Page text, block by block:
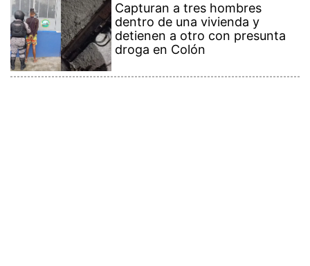
Capturan a tres hombres
dentro de una vivienda y
detienen a otro con presunta
droga en Colón